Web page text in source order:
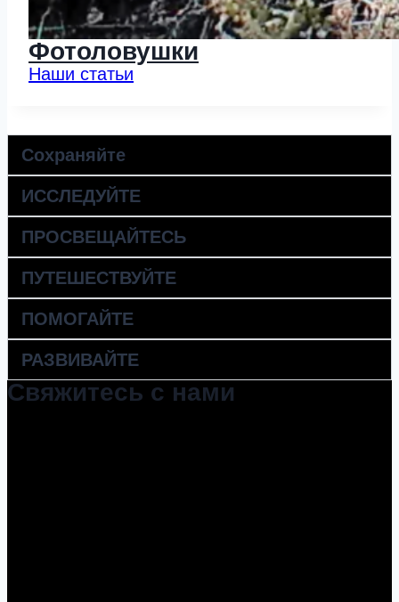
Фотоловушки
Наши статьи
Сохраняйте
ИССЛЕДУЙТЕ
ПРОСВЕЩАЙТЕСЬ
ПУТЕШЕСТВУЙТЕ
ПОМОГАЙТЕ
РАЗВИВАЙТЕ
Свяжитесь с нами